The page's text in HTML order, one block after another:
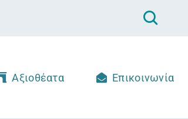
Αξιοθέατα Επικοινωνία